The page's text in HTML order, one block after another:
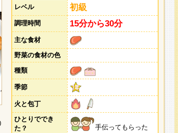
レベル 初級
調理時間 15分から30分
主な食材
野菜の食材の色
種類
季節
火と包丁
ひとりででき
た？
手伝ってもらった